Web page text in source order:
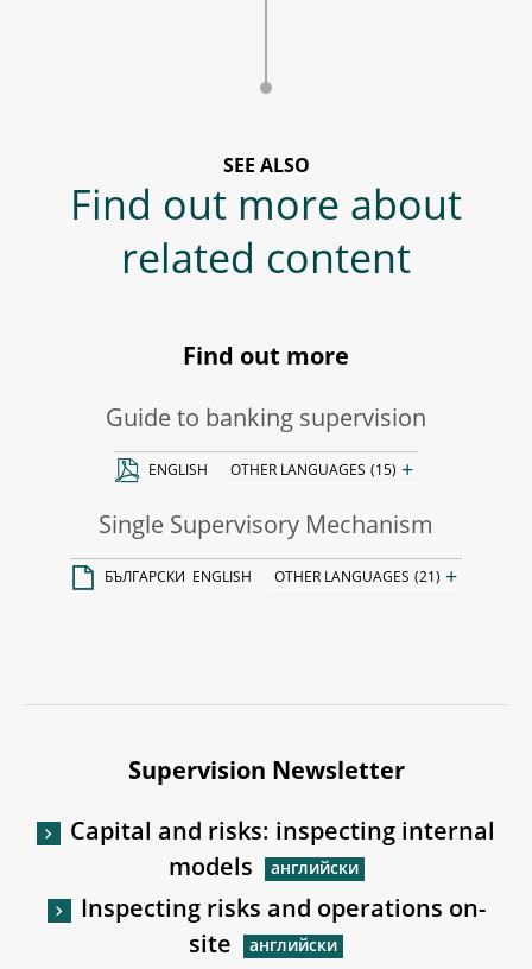
SEE ALSO
Find out more about
related content
Find out more
Guide to banking supervision
ENGLISH OTHER LANGUAGES (15) +
Single Supervisory Mechanism
БЪЛГАРСКИ ENGLISH OTHER LANGUAGES (21) +
Supervision Newsletter
Capital and risks: inspecting internal
models
Inspecting risks and operations on-
site